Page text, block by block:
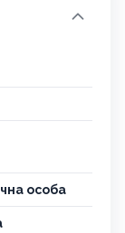
особа